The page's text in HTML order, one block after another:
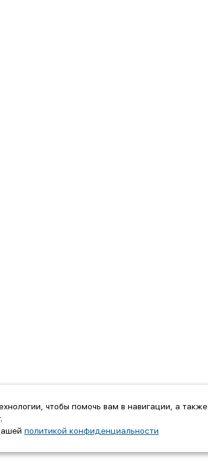
чтобы помочь вам в навигации, а также
политикой конфиденциальности